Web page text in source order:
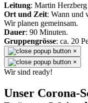
Leitung: Martin Herzberg
Ort und Zeit: Wann und
Wir planen gemeinsam.
Dauer: 90 Minuten.
Gruppengrösse: ca. 20
×
×
Wir sind ready!
Unser Corona-